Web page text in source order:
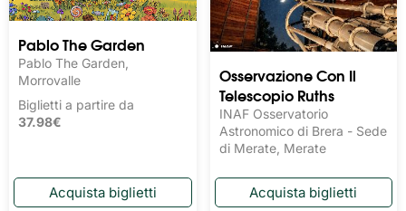
Pablo The Garden
Pablo The Garden,
Morrovalle
Biglietti a partire da
37.98€
Osservazione Con Il
Telescopio Ruths
INAF Osservatorio
Astronomico di Brera - Sede
di Merate, Merate